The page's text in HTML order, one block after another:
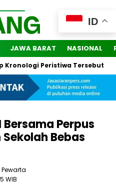
JAWA BARAT NASIONAL
Peristiwa Tersebut
Perpus
Bebas
WIB
ID